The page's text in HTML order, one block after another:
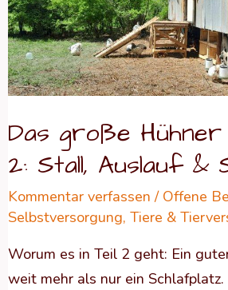
Das große Hühner
2: Stall, Auslauf &
Kommentar verfassen / Offene
Selbstversorgung, Tiere &
Worum es in Teil 2 geht: Ein
weit mehr als nur ein
–
TEIL
2:
Stall,
&
Sicherheit